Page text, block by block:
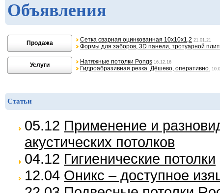
Объявления
Продажа Сетка сварная оцинкованная 10х10х1,2 21.01.21
Формы для заборов, 3D панели, тротуарной
Услуги Натяжные потолки Pongs 16.12.16
Гидроабразивная резка. Дёшево, оперативно.
Статьи
05.12 Применение и
акустических потолков
04.12 Гигиенические потолки
12.04 Оникс – доступное